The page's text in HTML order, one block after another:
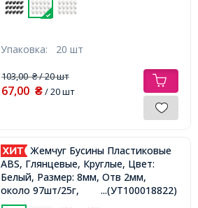
Упаковка: 20 шт
103,00₴/ 20 шт
67,00 ₴/ 20 шт
Жемчуг Бусины Пластиковые
ABS, Глянцевые, Круглые, Цвет:
Белый, Размер: 8мм, Отв 2мм,
около 97шт/25г,
...(УТ100018822)